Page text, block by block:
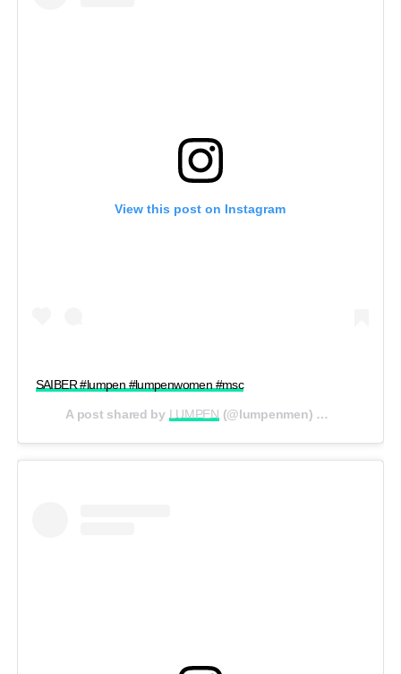
View this post on Instagram
SAIBER #lumpen #lumpenwomen #msc
A post shared by LUMPEN (@lumpenmen) on